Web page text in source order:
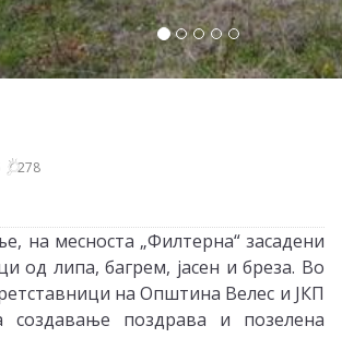
278
на месноста „Филтерна“ засадени
од липа, багрем, јасен и бреза. Во
на Општина Велес и ЈКП
поздрава и позелена